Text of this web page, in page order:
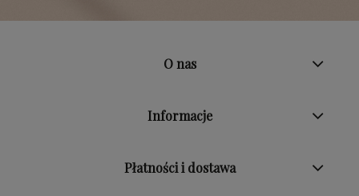
O nas
Informacje
Płatności i dostawa